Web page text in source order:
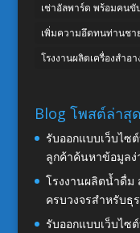
เช่าอัลพาร์ด พร้อมคนขั
เพิ่มความอึดทนท่านชา
โรงงานผลิตเครื่องสำอา
Blog โพสต์ล่าสุด
รับออกแบบเว็บไซ
ลูกค้าค้นหาข้อมูลง่
โรงงานผลิตน้ำดื่ม
ครบวงจรสำหรับธุ
รับออกแบบเว็บไซ